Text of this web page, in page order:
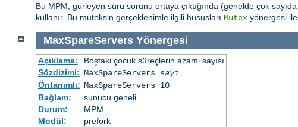
Bu MPM, gürleyen sürü sorunu ortaya çıktığında (genelde çok
kullanır. Bu muteksin gerçeklenimle ilgili hususları Mutex yönergesi ile
MaxSpareServers Yönergesi
Açıklama:
Boştaki çocuk süreçlerin azami sayısı
Sözdizimi: MaxSpareServers sayı
Öntanımlı: MaxSpareServers 10
Bağlam:
sunucu geneli
Durum:
MPM
Modül:
prefork